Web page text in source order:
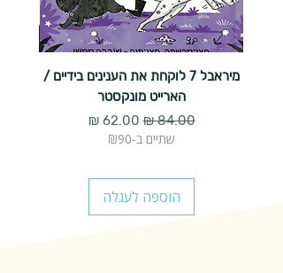
מיראבל 7 לוקחת את הענינים בידיים /
הארייט מונקסטר
מחיר רגיל‏84.00 ‏₪ מחיר מבצע
שתיים ב-₪90
הוספה לעגלה